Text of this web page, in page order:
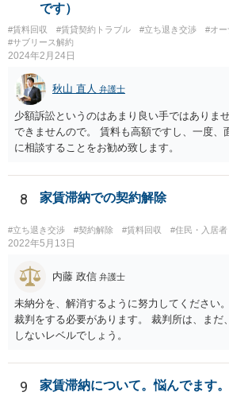
です）
#賃料回収 #賃貸契約トラブル #立ち退き交渉 #オー
#サブリース解約
2024年2月24日
秋山 直人 弁護士
少額訴訟というのはあまり良い手ではありま
できませんので。 賃料も高額ですし、一度、
に相談することをお勧め致します。
8 家賃滞納での契約解除
#立ち退き交渉 #契約解除 #賃料回収 #住民・入居者
2022年5月13日
内藤 政信 弁護士
未納分を、解消するように努力してください
裁判をする必要があります。 裁判所は、まだ
しないレベルでしょう。
9 家賃滞納について。悩んでます。